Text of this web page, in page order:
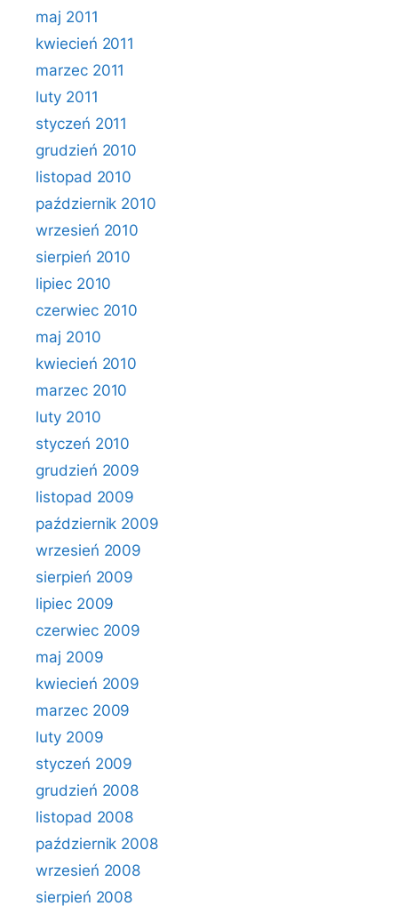
maj 2011
kwiecień 2011
marzec 2011
luty 2011
styczeń 2011
grudzień 2010
listopad 2010
październik 2010
wrzesień 2010
sierpień 2010
lipiec 2010
czerwiec 2010
maj 2010
kwiecień 2010
marzec 2010
luty 2010
styczeń 2010
grudzień 2009
listopad 2009
październik 2009
wrzesień 2009
sierpień 2009
lipiec 2009
czerwiec 2009
maj 2009
kwiecień 2009
marzec 2009
luty 2009
styczeń 2009
grudzień 2008
listopad 2008
październik 2008
wrzesień 2008
sierpień 2008